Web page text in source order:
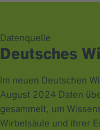
Datenquelle
Deutsches
Im neuen Deutschen
August 2024 Daten
gesammelt, um
Wirbelsäule und ihrer